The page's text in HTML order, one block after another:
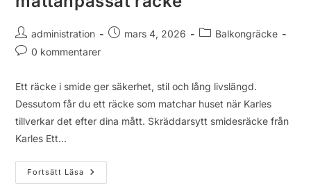
administration mars 4, 2026
Balkongräcke
0 kommentarer
Ett räcke i smide ger säkerhet, stil och lång livslängd.
Dessutom får du ett räcke som matchar huset när Karles
tillverkar det efter dina mått. Skräddarsytt smidesräcke från
Karles Ett…
Fortsätt Läsa